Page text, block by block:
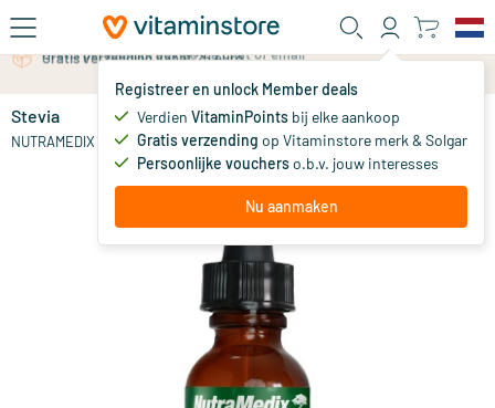
Ga naar de hoofdinhoud
Registreer en unlock Member deals
Verdien VitaminPoints bij elke aankoop
Gratis verzending op Vitaminstore merk & Solgar
Persoonlijke voucherso.b.v. jouw interesses
Nu aanmaken
Stevia
NUTRAMEDIX vanaf 23.